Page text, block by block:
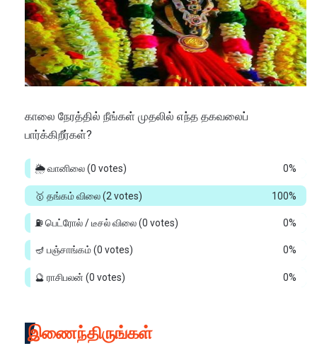
காலை நேரத்தில் நீங்கள் முதலில் எந்த தகவலைப்
பார்க்கிறீர்கள்?
0%
🌦️ வானிலை(0 votes)
100%
🥇 தங்கம் விலை(2 votes)
0%
⛽ பெட்ரோல் / டீசல் விலை(0 votes)
0%
🪔 பஞ்சாங்கம்(0 votes)
0%
🔮 ராசிபலன் (0 votes)
இணைந்திருங்கள்